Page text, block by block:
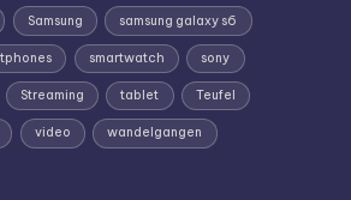
Samsung samsung galaxy s6
smartwatch sony
Streaming tablet Teufel
video wandelgangen